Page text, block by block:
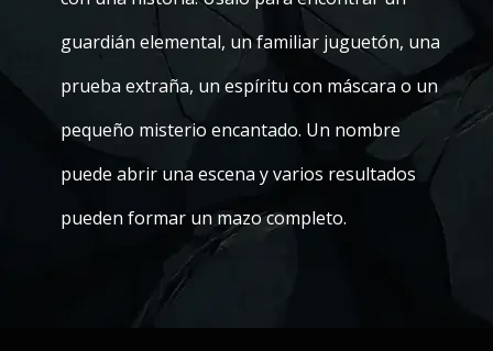
guardián elemental, un familiar juguetón, una
prueba extraña, un espíritu con máscara o un
pequeño misterio encantado. Un nombre
puede abrir una escena y varios resultados
pueden formar un mazo completo.